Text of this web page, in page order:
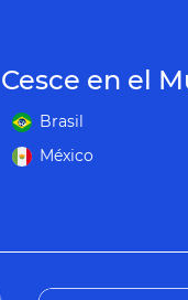
Cesce en el
Brasil
México